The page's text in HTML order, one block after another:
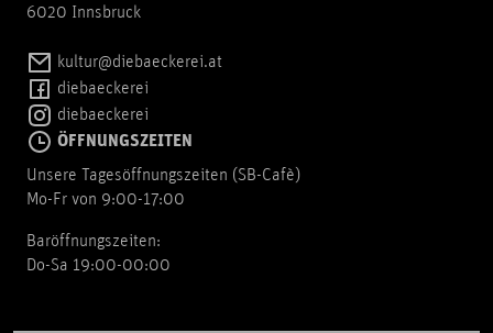
6020 Innsbruck
kultur@diebaeckerei.at
diebaeckerei
diebaeckerei
ÖFFNUNGSZEITEN
Unsere Tagesöffnungszeiten (SB-Cafè)
Mo-Fr von 9:00-17:00
Baröffnungszeiten:
Do-Sa 19:00-00:00